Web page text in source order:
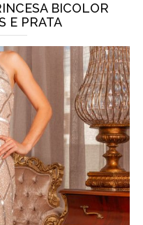
BICOLOR
E PRATA